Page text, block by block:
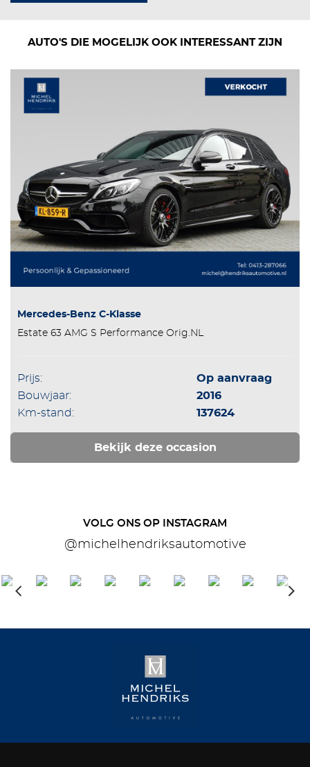
AUTO'S DIE MOGELIJK OOK INTERESSANT ZIJN
Mercedes-Benz C-Klasse
Estate 63 AMG S Performance Orig.NL
Prijs:
Op aanvraag
Bouwjaar:
2016
Km-stand:
137624
Bekijk deze occasion
VOLG ONS OP INSTAGRAM
@michelhendriksautomotive